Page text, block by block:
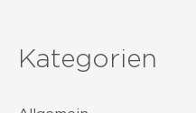
Kategorien